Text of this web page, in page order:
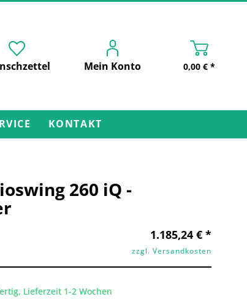
Mein Konto 0,00 € *
KONTAKT
260 iQ -
1.185,24 € *
zzgl. Versandkosten
Lieferzeit 1-2 Wochen